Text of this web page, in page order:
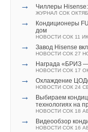
→ Чиллеры
ЖУРНАЛ СОК
→
Кондиционеры
дом
НОВОСТИ СОК 11
→ Завод Hisense
НОВОСТИ СОК 27
→ Награда «БРИЗ
НОВОСТИ СОК 17
→ Охлаждение
НОВОСТИ СОК 24
→
Выбираем
технологиях на
НОВОСТИ СОК 18
→ Видеообзор
НОВОСТИ СОК 16